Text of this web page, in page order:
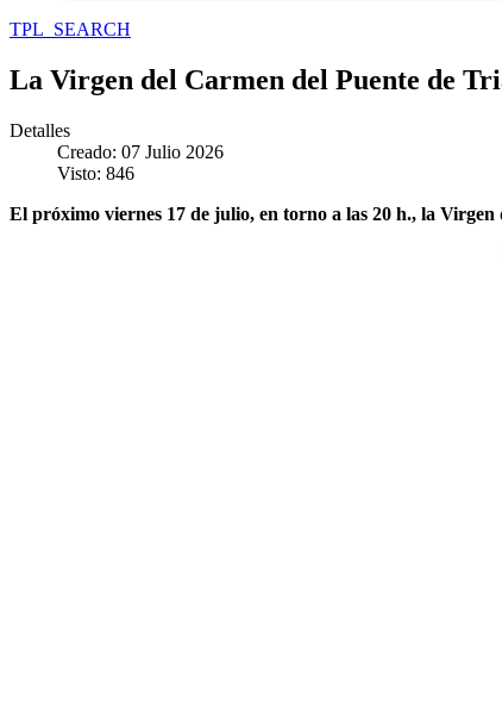
TPL_SEARCH
La Virgen del Carmen del Puente de
Detalles
Creado: 07 Julio 2026
Visto: 846
El próximo viernes 17 de julio, en torno a las 20 h., la